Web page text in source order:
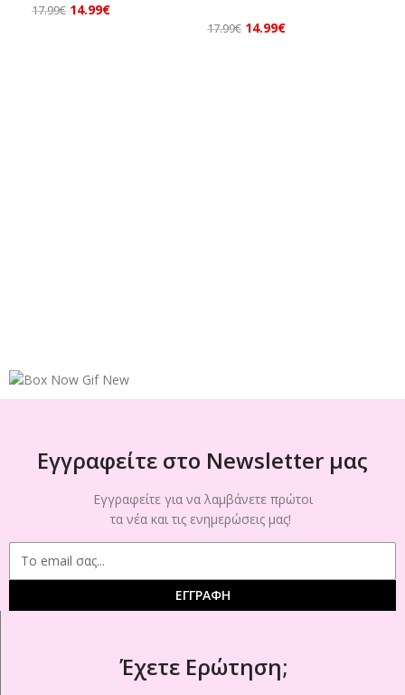
17.99€ 14.99€
17.99€ 14.99€
Εγγραφείτε στο Newsletter μας
Εγγραφείτε για να λαμβάνετε πρώτοι
τα νέα και τις ενημερώσεις μας!
ΕΓΓΡΑΦΗ
Έχετε Ερώτηση;